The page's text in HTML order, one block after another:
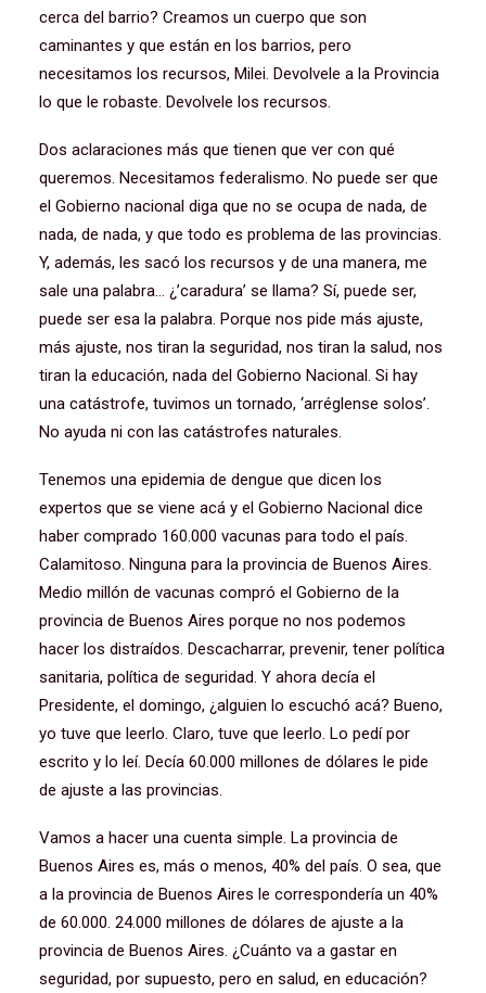
cerca del barrio? Creamos un cuerpo que son
caminantes y que están en los barrios, pero
necesitamos los recursos, Milei. Devolvele a la Provincia
lo que le robaste. Devolvele los recursos.
Dos aclaraciones más que tienen que ver con qué
queremos. Necesitamos federalismo. No puede ser que
el Gobierno nacional diga que no se ocupa de nada, de
nada, de nada, y que todo es problema de las provincias.
Y, además, les sacó los recursos y de una manera, me
sale una palabra… ¿’caradura’ se llama? Sí, puede ser,
puede ser esa la palabra. Porque nos pide más ajuste,
más ajuste, nos tiran la seguridad, nos tiran la salud, nos
tiran la educación, nada del Gobierno Nacional. Si hay
una catástrofe, tuvimos un tornado, ‘arréglense solos’.
No ayuda ni con las catástrofes naturales.
Tenemos una epidemia de dengue que dicen los
expertos que se viene acá y el Gobierno Nacional dice
haber comprado 160.000 vacunas para todo el país.
Calamitoso. Ninguna para la provincia de Buenos Aires.
Medio millón de vacunas compró el Gobierno de la
provincia de Buenos Aires porque no nos podemos
hacer los distraídos. Descacharrar, prevenir, tener política
sanitaria, política de seguridad. Y ahora decía el
Presidente, el domingo, ¿alguien lo escuchó acá? Bueno,
yo tuve que leerlo. Claro, tuve que leerlo. Lo pedí por
escrito y lo leí. Decía 60.000 millones de dólares le pide
de ajuste a las provincias.
Vamos a hacer una cuenta simple. La provincia de
Buenos Aires es, más o menos, 40% del país. O sea, que
a la provincia de Buenos Aires le correspondería un 40%
de 60.000. 24.000 millones de dólares de ajuste a la
provincia de Buenos Aires. ¿Cuánto va a gastar en
seguridad, por supuesto, pero en salud, en educación?